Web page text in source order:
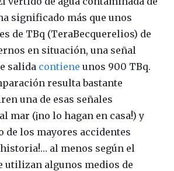
significado más que unos
de TBq (TeraBecquerelios) de
en situación, una señal
salida contiene unos 900 TBq.
resulta bastante
una de esas señales
mar (¡no lo hagan en casa!) y
de los mayores accidentes
al menos según el
utilizan algunos medios de